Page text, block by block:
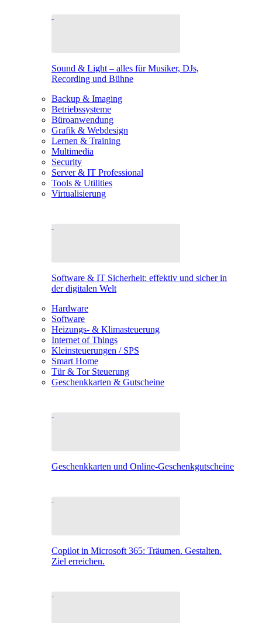
Sound & Light – alles für Musiker, DJs,
Recording und Bühne
Backup & Imaging
Betriebssysteme
Büroanwendung
Grafik & Webdesign
Lernen & Training
Multimedia
Security
Server & IT Professional
Tools & Utilities
Virtualisierung
Software & IT Sicherheit: effektiv und sicher in
der digitalen Welt
Hardware
Software
Heizungs- & Klimasteuerung
Internet of Things
Kleinsteuerungen / SPS
Smart Home
Tür & Tor Steuerung
Geschenkkarten & Gutscheine
Geschenkkarten und Online-Geschenkgutscheine
Copilot in Microsoft 365: Träumen. Gestalten.
Ziel erreichen.